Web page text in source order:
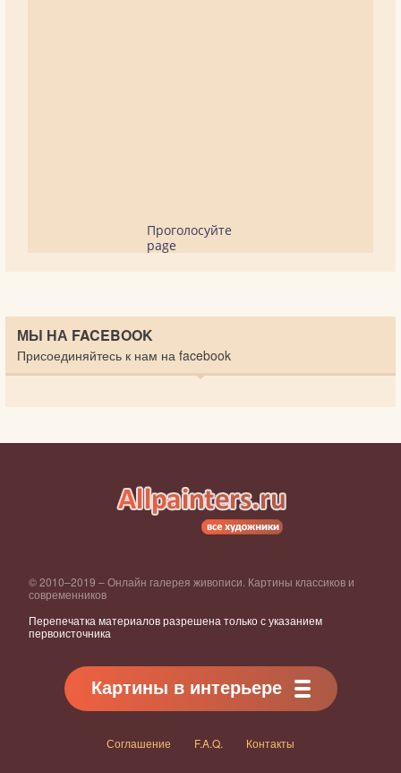
Проголосуйте
page
МЫ НА FACEBOOK
Присоединяйтесь к нам на facebook
© 2010–2019 – Онлайн галерея живописи. Картины классиков и
современников
Перепечатка материалов разрешена только с указанием
первоисточника
Картины в интерьере
Соглашение F.A.Q. Контакты